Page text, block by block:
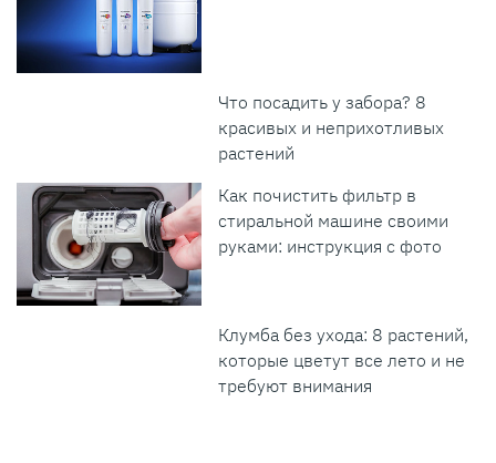
Что посадить у забора? 8
красивых и неприхотливых
растений
Как почистить фильтр в
стиральной машине своими
руками: инструкция с фото
Клумба без ухода: 8 растений,
которые цветут все лето и не
требуют внимания